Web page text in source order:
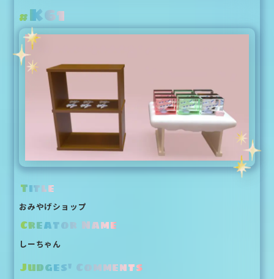
#K61
Title
おみやげショップ
Creator Name
しーちゃん
Judges' Comments